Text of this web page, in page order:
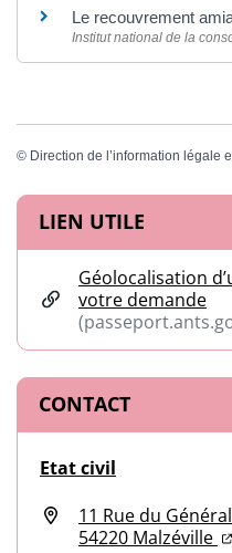
Le recouvrement
Institut national de la
© Direction de l’information légale
Informations
LIEN UTILE
Géolocalisation
votre demande
CONTACT
Etat civil
11 Rue du
54220 Malzéville